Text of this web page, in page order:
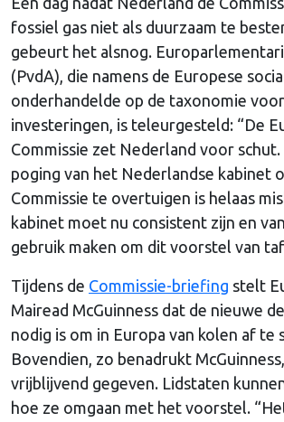
fossiel gas niet als duurzaam te
gebeurt het alsnog.
(PvdA), die namens de Europese
onderhandelde op de taxonomie
investeringen, is teleurgesteld: “De
Commissie zet Nederland voor
poging van het Nederlandse kabinet
Commissie te overtuigen is helaas
kabinet moet nu consistent zijn en
gebruik maken om dit voorstel van
Tijdens de Commissie-briefing stelt
Mairead McGuinness dat de nieuwe
nodig is om in Europa van kolen af te
Bovendien, zo benadrukt
vrijblijvend gegeven. Lidstaten
hoe ze omgaan met het voorstel.